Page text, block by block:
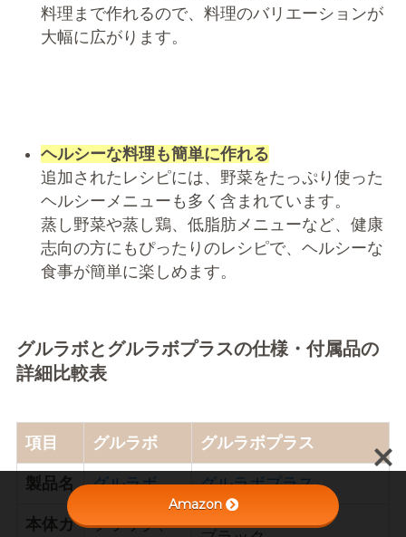
料理まで作れるので、料理のバリエーションが
大幅に広がります。
ヘルシーな料理も簡単に作れる
追加されたレシピには、野菜をたっぷり使った
ヘルシーメニューも多く含まれています。
蒸し野菜や蒸し鶏、低脂肪メニューなど、健康
志向の方にもぴったりのレシピで、ヘルシーな
食事が簡単に楽しめます。
グルラボとグルラボプラスの仕様・付属品の
詳細比較表
項目 グルラボ グルラボプラス
製品名 グルラボ グルラボプラス
本体カ ブラック、
Amazon